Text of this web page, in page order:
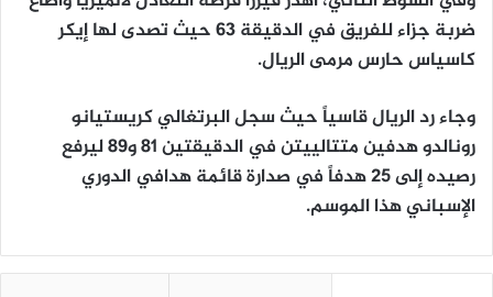
ضربة جزاء للفريق في الدقيقة 63 حيث تصدى لها إيكر
كاسياس حارس مرمى الريال.
وجاء رد الريال قاسياً حيث سجل البرتغالي كريستيانو
رونالدو هدفين متتالييتن في الدقيقتين 81 و89 ليرفع
رصيده إلى 25 هدفاً في صدارة قائمة هدافي الدوري
الإسباني هذا الموسم.